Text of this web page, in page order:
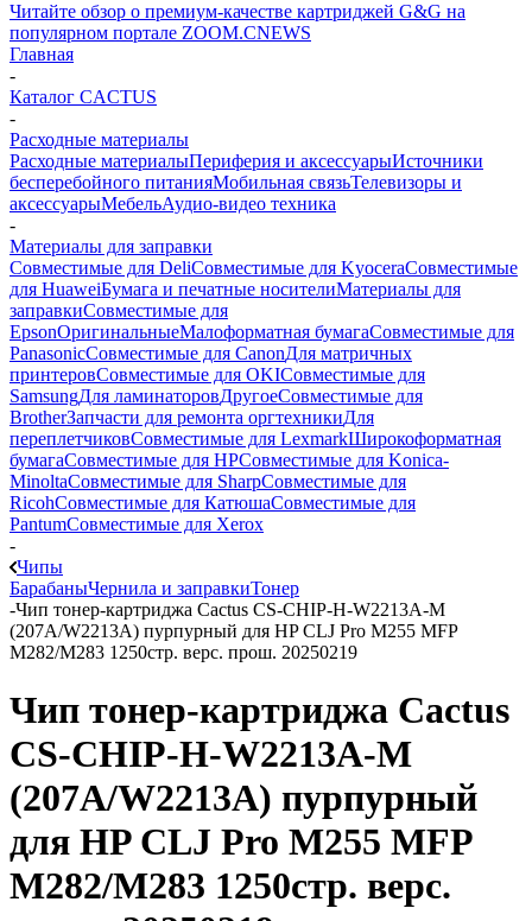
Читайте обзор о премиум-качестве картриджей G&G на
популярном портале ZOOM.CNEWS
Главная
-
Каталог CACTUS
-
Расходные материалы
Расходные материалыПериферия и аксессуарыИсточники
бесперебойного питанияМобильная связьТелевизоры и
аксессуарыМебельАудио-видео техника
-
Материалы для заправки
Совместимые для DeliСовместимые для KyoceraСовместимые
для HuaweiБумага и печатные носителиМатериалы для
заправкиСовместимые для
EpsonОригинальныеМалоформатная бумагаСовместимые для
PanasonicСовместимые для CanonДля матричных
принтеровСовместимые для OKIСовместимые для
SamsungДля ламинаторовДругоеСовместимые для
BrotherЗапчасти для ремонта оргтехникиДля
переплетчиковСовместимые для LexmarkШирокоформатная
бумагаСовместимые для HPСовместимые для Konica-
MinoltaСовместимые для SharpСовместимые для
RicohСовместимые для КатюшаСовместимые для
PantumСовместимые для Xerox
-
Чипы
БарабаныЧернила и заправкиТонер
-Чип тонер-картриджа Cactus CS-CHIP-H-W2213A-M
(207A/W2213A) пурпурный для HP CLJ Pro M255 MFP
M282/M283 1250стр. верс. прош. 20250219
Чип тонер-картриджа Cactus
CS-CHIP-H-W2213A-M
(207A/W2213A) пурпурный
для HP CLJ Pro M255 MFP
M282/M283 1250стр. верс.